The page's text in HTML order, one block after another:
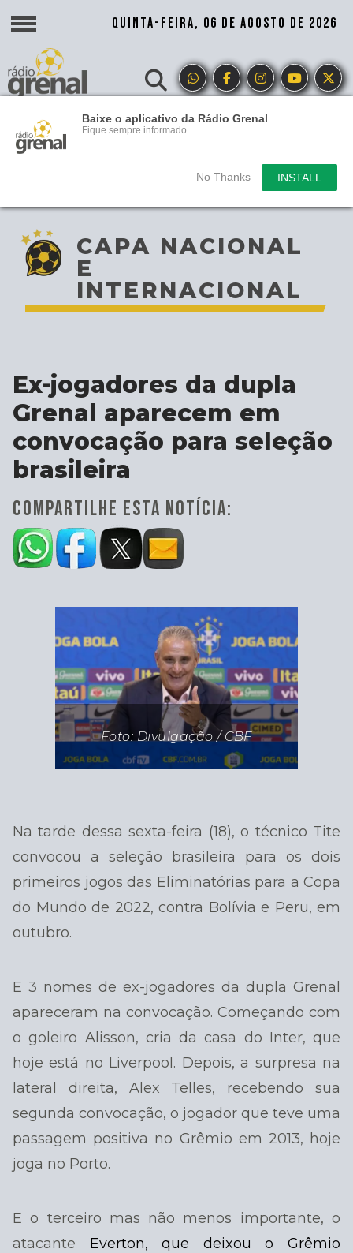
Baixe o aplicativo da Rádio Grenal
Fique sempre informado.
No Thanks INSTALL
QUINTA-FEIRA, 06 DE AGOSTO DE 2026
CAPA NACIONAL
E
INTERNACIONAL
Ex-jogadores da dupla
Grenal aparecem em
convocação para seleção
brasileira
COMPARTILHE ESTA NOTÍCIA:
Foto: Divulgação / CBF
Na tarde dessa sexta-feira (18), o técnico Tite
convocou a seleção brasileira para os dois
primeiros jogos das Eliminatórias para a Copa
do Mundo de 2022, contra Bolívia e Peru, em
outubro.
E 3 nomes de ex-jogadores da dupla Grenal
apareceram na convocação. Começando com
o goleiro Alisson, cria da casa do Inter, que
hoje está no Liverpool. Depois, a surpresa na
lateral direita, Alex Telles, recebendo sua
segunda convocação, o jogador que teve uma
passagem positiva no Grêmio em 2013, hoje
joga no Porto.
E o terceiro mas não menos importante, o
atacante Everton, que deixou o Grêmio